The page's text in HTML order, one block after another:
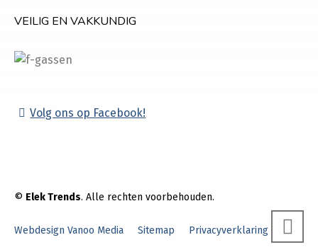
VEILIG EN VAKKUNDIG
Volg ons op Facebook!
© Elek Trends. Alle rechten voorbehouden.
Webdesign Vanoo Media Sitemap Privacyverklaring